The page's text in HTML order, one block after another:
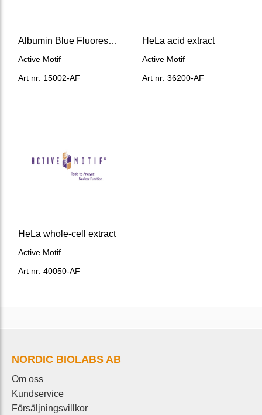
Albumin Blue Fluorescent Assay Kit
Active Motif
Art nr: 15002-AF
HeLa acid extract
Active Motif
Art nr: 36200-AF
HeLa whole-cell extract
Active Motif
Art nr: 40050-AF
NORDIC BIOLABS AB
Om oss
Kundservice
Försäljningsvillkor